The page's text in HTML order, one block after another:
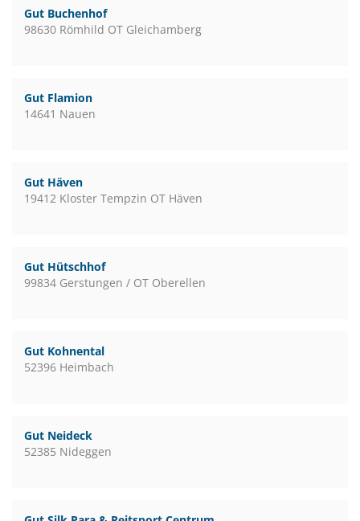
Gut Buchenhof
98630 Römhild OT Gleichamberg
Gut Flamion
14641 Nauen
Gut Häven
19412 Kloster Tempzin OT Häven
Gut Hütschhof
99834 Gerstungen / OT Oberellen
Gut Kohnental
52396 Heimbach
Gut Neideck
52385 Nideggen